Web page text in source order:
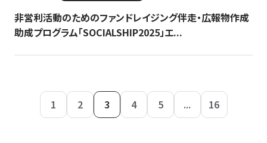
非営利活動のためのファンドレイジング伴走・広報物作成
助成プログラム「SOCIALSHIP2025」エ...
1 2 3 4 5 ... 16